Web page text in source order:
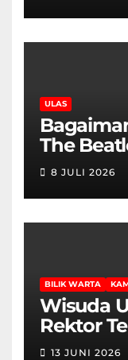
ULAS
The
Cinta
8 JULI 2026
BILIK WARTA
Wisuda
Rektor
13 JUNI 2026